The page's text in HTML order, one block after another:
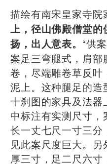
描绘有南宋皇家寺院
上，径山佛殿僧堂
扬，出人意表。 “供
案足三弯腿式，肩部
卷，尽端雕卷草反
泥上。这种腿足的造
十刹图的家具及法器
中标注有实测尺寸，
长一丈七尺一寸三
见此案尺度巨大。另
厚三寸，足二尺六